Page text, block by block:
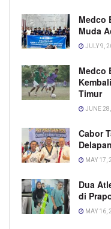
Medco
Muda
JULY 9,
Medco
Timur
JUNE
Cabor
MAY 17,
Dua
di
MAY 16,